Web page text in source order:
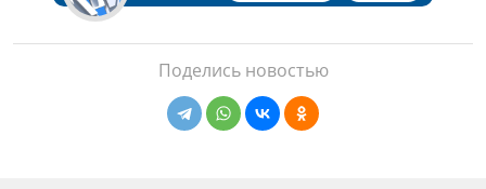
Поделись новостью